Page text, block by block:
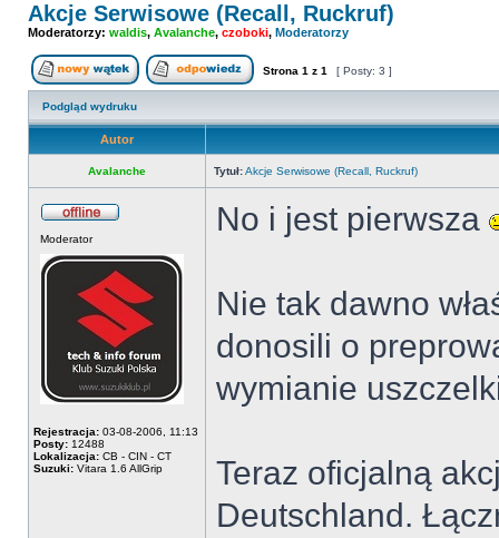
Akcje Serwisowe (Recall, Ruckruf)
Moderatorzy: waldis, Avalanche, czoboki, Moderatorzy
Nowy temat Odpowiedz w temacie
Strona 1 z 1 [ Posty: 3 ]
Podgląd wydruku
Autor
Avalanche Tytuł:Akcje Serwisowe (Recall, Ruckruf)
Moderator
Rejestracja: 03-08-2006, 11:13
Posty: 12488
Lokalizacja: CB - CIN - CT
Suzuki: Vitara 1.6 AllGrip
No i jest pierwsza
Nie tak dawno
donosili o
wymianie
Teraz oficjalną
Deutschland.